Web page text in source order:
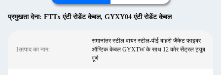
प्रमुखता देना: FTTx एंटी रोडेंट केबल, GYXY04 एंटी रोडेंट केबल
1उत्पाद का नाम:
समानांतर स्टील वायर स्टील-पीई बाहरी जैकेट फाइबर
ऑप्टिक केबल GYXTW के साथ 12 कोर सेंट्रल ट्यूब
पूर्ण